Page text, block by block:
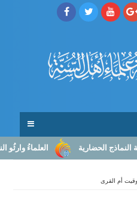
العلماءُ وارثُو الحضارية
أم القرى